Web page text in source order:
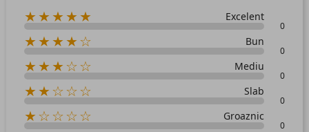
★★★★★ Excelent
0
★★★★☆ Bun
0
★★★☆☆ Mediu
0
★★☆☆☆ Slab
0
★☆☆☆☆ Groaznic
0